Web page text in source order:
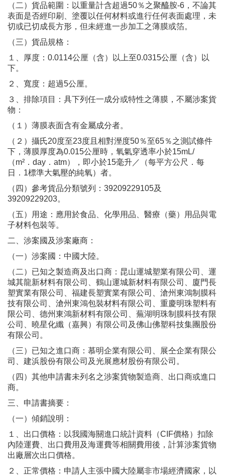
（二）貨品範圍：以重量計含超過50％之聚醯胺-6，不論其
表面是否經印刷、塗覆以任何材料或進行任何表面處理，未
切或已切成長方形，但未經進一步加工之薄膜或箔。
（三）貨品規格：
１、厚度：0.0114公厘（含）以上至0.0315公厘（含）以
下。
２、寬度：超過5公厘。
３、排除項目：具下列任一成分或特性之薄膜，不屬涉案貨
物：
（１）薄膜表面含有金屬成分者。
（２）攝氏20度至23度且相對溼度50％至65％之測試條件
下，薄膜厚度為0.015公厘時，氧氣穿透率小於15mL/
（m²．day．atm），即小於15毫升／（每平方公尺．每
日．1標準大氣壓的純氧）者。
（四）參考貨品分類號列：39209229105及
39209229203。
（五）用途：應用於食品、化學用品、醫療（藥）用品與電
子材料包裝等。
二、涉案國及涉案廠商：
（一）涉案國：中國大陸。
（二）已知之製造商及出口商：昆山運城塑業有限公司、運
城其龍新材料有限公司、鶴山運城新材料有限公司、廈門長
塑實業有限公司、福建長塑實業有限公司、滄州東鴻制膜科
技有限公司、滄州東鴻包裝材料有限公司、重慶明珠塑料有
限公司、德州東鴻新材料有限公司、蕪湖明珠制膜科技有限
公司、曉星化纖（嘉興）有限公司及佛山佛塑科技集團股份
有限公司。
（三）已知之進口商：慕明企業有限公司、展仝企業有限公
司、建浜股份有限公司及光展應材股份有限公司。
（四）其他申請書未列名之涉案貨物製造商、出口商或進口
商。
三、申請書摘要：
（一）傾銷說明：
１、出口價格：以我國海關進口統計資料（CIF價格）扣除
內陸運費、出口費用及海運費等相關費用後，計算涉案貨物
出廠層次出口價格。
２、正常價格：申請人主張中國大陸屬非市場經濟國家，以